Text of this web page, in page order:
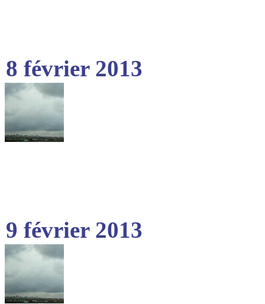
8 février 2013
9 février 2013